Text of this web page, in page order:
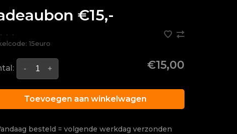
€15,-
• •
•
15euro
+
- €15,00
Toevoegen aan winkelwagen
besteld = volgende werkdag verzonden